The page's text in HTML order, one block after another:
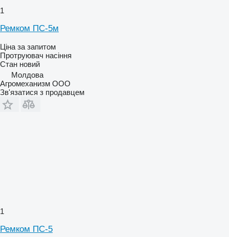
1
Ремком ПС-5м
Ціна за запитом
Протруювач насіння
Стан новий
Молдова
Агромеханизм ООО
Зв'язатися з продавцем
1
Ремком ПС-5